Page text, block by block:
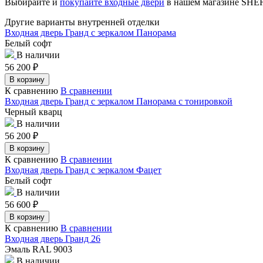
Другие варианты внутренней отделки
Входная дверь Гранд с зеркалом Панорама
Белый софт
В наличии
56 200 ₽
В корзину
К сравнению В сравнении
Входная дверь Гранд с зеркалом Панорама с тонировкой
Черный кварц
В наличии
56 200 ₽
В корзину
К сравнению В сравнении
Входная дверь Гранд с зеркалом Фацет
Белый софт
В наличии
56 600 ₽
В корзину
К сравнению В сравнении
Входная дверь Гранд 26
Эмаль RAL 9003
В наличии